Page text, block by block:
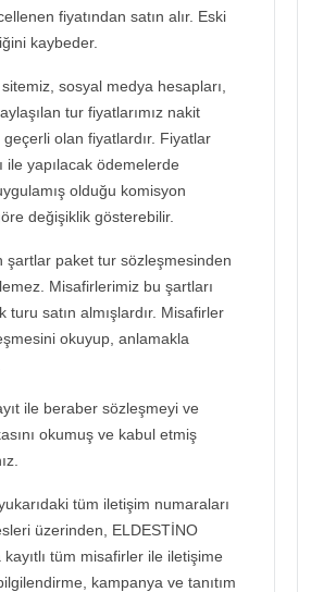
fiyatından satın alır. Eski
kaybeder.
sosyal medya hesapları,
tur fiyatlarımız nakit
olan fiyatlardır. Fiyatlar
ile yapılacak ödemelerde
olduğu komisyon
değişiklik gösterebilir.
şartlar paket tur sözleşmesinden
Misafirlerimiz bu şartları
turu satın almışlardır. Misafirler
okuyup, anlamakla
ile beraber sözleşmeyi ve
okumuş ve kabul etmiş
tüm iletişim numaraları
üzerinden, ELDESTİNO
tüm misafirler ile iletişime
kampanya ve tanıtım